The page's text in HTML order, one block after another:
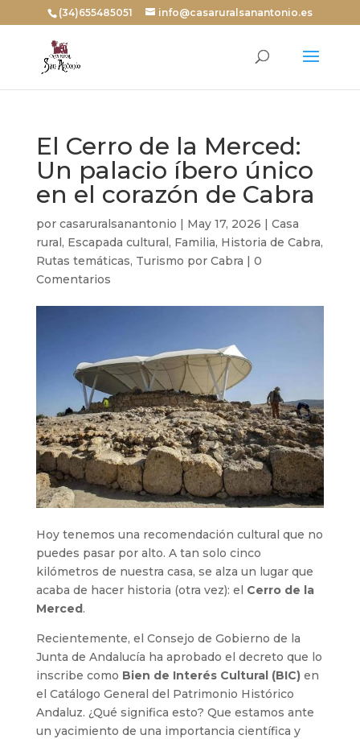
(34)655485051 info@casaruralsanantonio.es
El Cerro de la Merced:
Un palacio íbero único
en el corazón de Cabra
por casaruralsanantonio | May 17, 2026 | Casa
rural, Escapada cultural, Familia, Historia de Cabra,
Rutas temáticas, Turismo por Cabra | 0
Comentarios
Hoy tenemos una recomendación cultural que no
puedes pasar por alto. A tan solo cinco
kilómetros de nuestra casa, se alza un lugar que
acaba de hacer historia (otra vez): el Cerro de la
Merced.
Recientemente, el Consejo de Gobierno de la
Junta de Andalucía ha aprobado el decreto que lo
inscribe como Bien de Interés Cultural (BIC)en
el Catálogo General del Patrimonio Histórico
Andaluz. ¿Qué significa esto? Que estamos ante
un yacimiento de una importancia científica y